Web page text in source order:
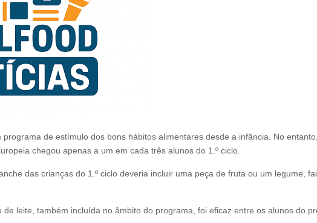
programa de estímulo dos bons hábitos alimentares desde a infância. No
chegou apenas a um em cada três alunos do 1.º ciclo.
das crianças do 1.º ciclo deveria incluir uma peça de fruta ou um legume,
de leite, também incluída no âmbito do programa, foi eficaz entre os alunos do